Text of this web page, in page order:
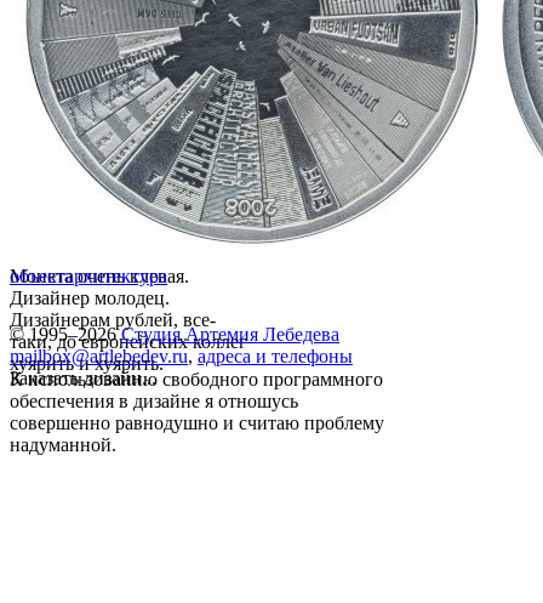
Монета очень клевая.
Дизайнер молодец.
Дизайнерам рублей, все-
таки, до европейских коллег
хуярить и хуярить.
К использованию свободного программного
обеспечения в дизайне я отношусь
совершенно равнодушно и считаю проблему
надуманной.
объектархитектура
© 1995–2026 Студия Артемия Лебедева
mailbox@artlebedev.ru, адреса и телефоны
Заказать дизайн...